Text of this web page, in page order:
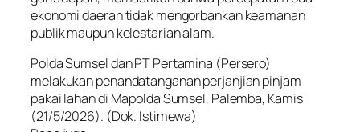
ekonomi daerah tidak mengorbankan keamanan
publik maupun kelestarian alam.
Polda Sumsel dan PT Pertamina (Persero)
melakukan penandatanganan perjanjian pinjam
pakai lahan di Mapolda Sumsel, Palemba, Kamis
(21/5/2026). (Dok. Istimewa)